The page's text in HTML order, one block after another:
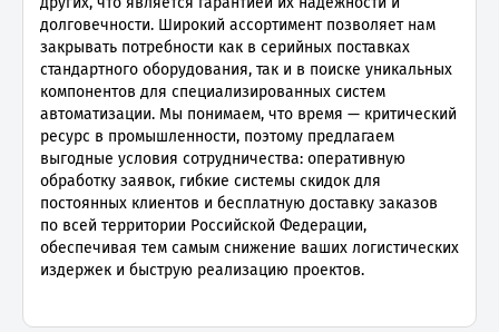
долговечности. Широкий ассортимент позволяет нам
закрывать потребности как в серийных поставках
стандартного оборудования, так и в поиске уникальных
компонентов для специализированных систем
автоматизации. Мы понимаем, что время — критический
ресурс в промышленности, поэтому предлагаем
выгодные условия сотрудничества: оперативную
обработку заявок, гибкие системы скидок для
постоянных клиентов и бесплатную доставку заказов
по всей территории Российской Федерации,
обеспечивая тем самым снижение ваших логистических
издержек и быструю реализацию проектов.